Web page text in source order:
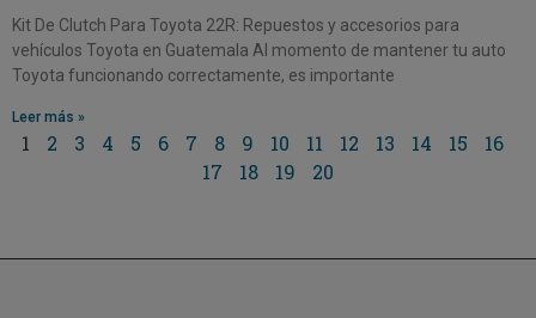
Kit De Clutch Para Toyota 22R: Repuestos y accesorios para
vehículos Toyota en Guatemala Al momento de mantener tu auto
Toyota funcionando correctamente, es importante
Leer más »
1 2 3 4 5 6 7 8 9 10 11 12 13 14 15
16
17
18 19 20